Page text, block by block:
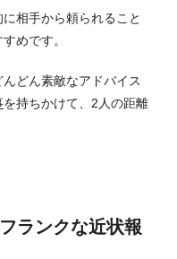
相手から頼られること
めです。
どん素敵なアドバイス
を持ちかけて、2人の距離
ランクな近状報